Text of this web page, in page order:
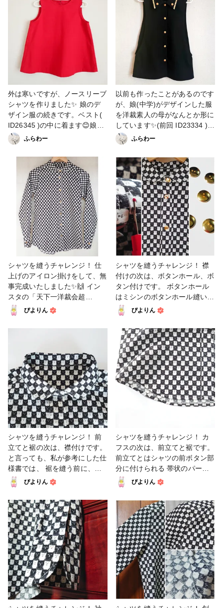
ので私は好きです😊 今回は洋
裁CADで型紙を作ってみまし
た。一度作るとアレンジもしや
すいし、型紙の保管にも困らな
いので便利です♪ アレンジで、
両ポケット・裾スリット・糸ル
ープとリボンを追加しました💕
薄手の生地で、透け感もあっ
て、夏でもさらっと着れそうで
す❣️ シンプル&ナチュラルで、
年中活躍しそうな一枚になりま
した🥰 #ファッション #ファン
れぽ_大塚屋ネットショップ #
ソーイング #大人服 #洋裁
一枚、縫ってみませんか？」よ
逆なの☺️(羽織ると見えないし
♪)自分のだから出来た事😊 実
は最初、前後を間違えて裁断し
ちゃって、前身頃の模様が上下
逆だったの😅後ろ身頃の衿ぐり
を修正して前身頃にし、なんと
か前身頃が正しい向きになりま
した😆 あと、前回と衿&袖ぐり
の始末を変えたら生地の柔らか
さが引き立つように🥰 色んな
縫い方で勉強中✨ 同じ型紙で
も縫い方で雰囲気が変わるのが
で、楽しさがupすると思うの
で沢山吸収したいなと思ってま
す💕 ノースリーブが活躍して
くる時期に間に合って良かった
♪ 今度はこの上に羽織れるもの
を作りたいなと思ってます🤗 #
ソーイング #洋裁 #大人服 #フ
ァンれぽ_大塚屋ネットショッ
プ #ファッション
外は寒いですが、ノースリーブ
シャツを作りました✨ 娘のデ
ザイン服の続きです。ベスト(
ID26345 )の中に着ます😊娘が
選んだオックス生地と、家にあ
ったボタンを使いました♪ 作り
方と型紙は、伊藤まさこさんの
「白いシャツを一枚縫ってみま
せんか？」を参考に、ベストに
合わせて少しアレンジさせてい
ただきました。 最後はまつり
縫い地獄で、手と目がやられま
した😂 何度やっても手縫いは
苦手です💦 いま編み物も編ん
ではほどいてを繰り返してい
て、色んなところで「そろそろ
老眼？？」と歳を実感してます
😱 ハンドメイドに目は大事で
すね😭目薬必須です！！ 次は
パンツですが、型紙修正がまだ
途中で、材料も足りないので、
来年1月完成目指して頑張りま
ふらわー
以前も作ったことがあるのです
が、娘(中学)がデザインした服
を洋裁素人の母がなんとか形に
しています✨(前回 ID23334 )
今回は娘が全身コーデのデザイ
ンを書いてくれたので、それを
作ろうとずいぶん前から少しず
つ動いていました！ 娘のイラ
ストは全部できたら公開します
ね♪ まずは無料型紙のでぃあこ
すさんの型紙で試作を作ってみ
て( ID23829 )、そこから洋裁
CADも使いつつアレンジしてい
って(最終的には手書きでした
が😅)、やっとベストが完成し
ました😆 まだパーツが付くの
で未完成なのですが、一段落し
たので投稿💕 生地やリボンや
ボタンも娘が選んで、私は形に
する係🥰イラスト好きな娘と裁
縫好きな母の共同作業♪ 色々会
話も増えて楽しいです🤗 そし
さんで新しい定規を購入し(す
ごく使いやすいです！)、初め
てテープメーカーを購入してみ
ました♪ バイアステープが簡単
に作れるようになって、作業が
すごく捗りました😆道具って凄
いですね！！ #ソーイング #フ
ァンれぽ_Tokaiグループ #洋裁
ふらわー
シャツを縫うチャレンジ！ 仕
上げのアイロン掛けをして、無
事完成いたしました✨🙌 イン
スタの「天下一洋裁会超
2021」というイベントのため
に 選んできた型紙、生地、ボ
タンで作った猫シャツです😼
かったと思います。 crocchaで
もたくさんの方に見ていただけ
て幸せです😊 いつもコメント
やいいねを付けてくださって、
ありがとうございます🙇 ひと
りで籠もりがちなハンドメイド
ですが、 画面を通してたくさ
んの方と繋がれるって とても
素敵なことですよね💕 これか
らもソーイングを中心に、
色々なジャンルのハンドメイド
にチャレンジしていきます💪
楽しい時間をご一緒できました
コンフォートレディースシャツ
#洋裁 #1日1投稿部 #ファンれ
ぽ_大塚屋ネットショップ #フ
ァンれぽ_Tokaiグループ #ファ
ンれぽ_シュゲール #ソーイン
グ
ぴよりん
シャツを縫うチャレンジ！ 襟
付けの次は、ボタンホール、ボ
タン付けです。 ボタンホール
はミシンのボタンホール縫い機
能で かがり縫いをした後、ほ
つれ止めを塗り、 乾いてから
リッパーで穴を開けます。 両
端から半分ずつ切るように加減
すると、 糸まで切ってしまう
失敗を防げます💡 ボタンは型
紙の印よりボタンホールの位置
に合わせて、 前中心や裾、カ
フス、台襟の合わせがずれてい
ないか、 確認しながら付けて
で縫い付けました。 ボタンの
縫い付け方ひとつ取っても
色々なやり方がありますが、
私は糸足に糸をきつく巻いてボ
タンを立たせる、という点だけ
いつも気をつけています。 ボ
着脱がしやすいのです🤗 #ファ
ッション #コンフォートレディ
ースシャツ #洋裁 #1日1投稿部
#ファンれぽ_大塚屋ネットシ
ョップ #ファンれぽ_Tokaiグル
ープ #ファンれぽ_シュゲール
#ソーイング
ぴよりん
シャツを縫うチャレンジ！ 前
立てと裾の次は、襟付けです。
と言っても、私が参考にした仕
様書では、 裾を縫う前に、先
に襟を付けてしまいました🙆
前立てを別のパーツで裁断して
縫い合わせるタイプでは、 襟
付けがこのタイミングになるよ
うです。 最後の最後に気付き
ましたが、 縫うところが少し
ずれていて、 台襟の裏側の縫
い代が出てきた部分がありまし
た🤣 目立たないように細かめ
のまつり縫いでふさぎました
が、 襟付けはやっぱり最難関
の工程です😰 色々な作り方が
あって、縫い方があって、 作
ぴよりん
シャツを縫うチャレンジ！ カ
フスの次は、前立てと裾です。
前立てとはシャツの前ボタン部
分に付けられる 帯状のパーツ
のことです。 見頃と別のパー
ツを裁断して縫い合わせるタイ
プと、 見頃の前中心を長めに
とって折り返して縫うタイプが
あります。 今回の型紙は後者
です🙆 裾はゆるやかなカーブ
なので、 縫い代を伸ばしたり
縮めたりしながらアイロンで押
さえたあと、 細かくしつけ縫
いをしてから、ミシンで本縫い
します。 裾は全て三つ折りす
るのですが、前立て部分が厚く
なりすぎてパワー負けして歪み
ぴよりん